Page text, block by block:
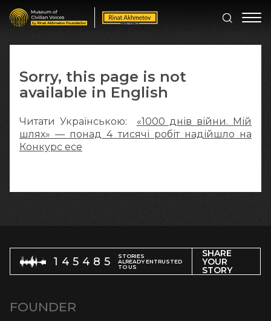
Sorry, this page is not
available in English
Читати Українською: «1000 днів війни. Мій
шлях» — понад 4 тисячі робіт надійшло на
Конкурс есе
145485
STORIES
ALREADY ENTRUSTED
TO US
SHARE
YOUR
STORY
FOUNDER